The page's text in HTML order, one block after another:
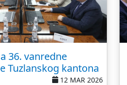
36. vanredne
Tuzlanskog kantona
12 MAR 2026